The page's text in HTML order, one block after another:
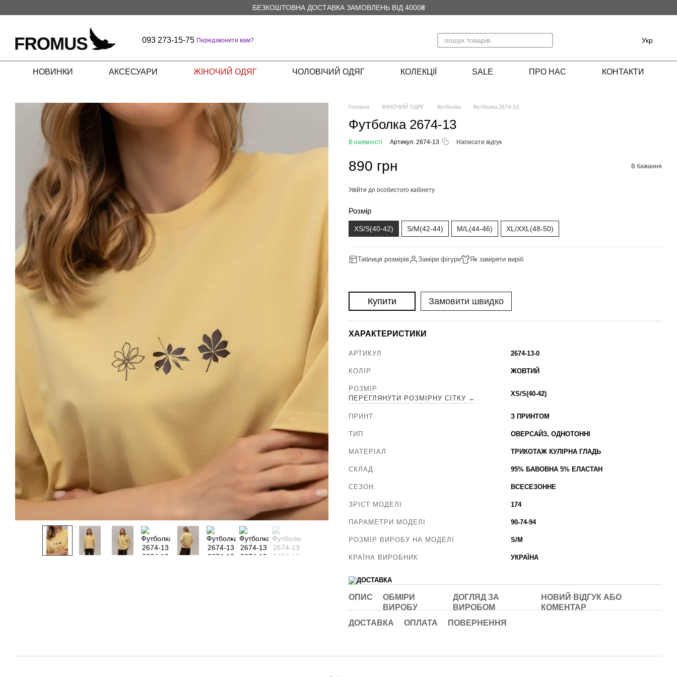
БЕЗКОШТОВНА ДОСТАВКА ЗАМОВЛЕНЬ ВІД 4000₴
093 273-15-75 Передзвонити вам? Укр
НОВИНКИ АКСЕСУАРИ ЖІНОЧИЙ ОДЯГ ЧОЛОВІЧИЙ ОДЯГ КОЛЕКЦІЇ SALE ПРО НАС КОНТАКТИ
Головна ЖІНОЧИЙ ОДЯГ Футболки Футболка 2674-13
Футболка 2674-13
В наявності Артикул: 2674-13 Написати відгук
890 грн В бажання
Увійти до особистого кабінету
Розмір
XS/S(40-42) S/M(42-44) M/L(44-46) XL/XXL(48-50)
Таблиця розмірів Заміри фігури Як заміряти виріб
Купити Замовити швидко
ХАРАКТЕРИСТИКИ
АРТИКУЛ 2674-13-0
КОЛІР ЖОВТИЙ
РОЗМІР
ПЕРЕГЛЯНУТИ РОЗМІРНУ СІТКУ ←
XS/S(40-42)
ПРИНТ З ПРИНТОМ
ТИП ОВЕРСАЙЗ, ОДНОТОННІ
МАТЕРІАЛ ТРИКОТАЖ КУЛІРНА ГЛАДЬ
СКЛАД 95% БАВОВНА 5% ЕЛАСТАН
СЕЗОН ВСЕСЕЗОННЕ
ЗРІСТ МОДЕЛІ 174
ПАРАМЕТРИ МОДЕЛІ 90-74-94
РОЗМІР ВИРОБУ НА МОДЕЛІ S/M
КРАЇНА ВИРОБНИК УКРАЇНА
ОПИС
ОБМІРИ
ВИРОБУ
ДОГЛЯД ЗА
ВИРОБОМ
НОВИЙ ВІДГУК АБО
КОМЕНТАР
ДОСТАВКА
ОПЛАТА ПОВЕРНЕННЯ